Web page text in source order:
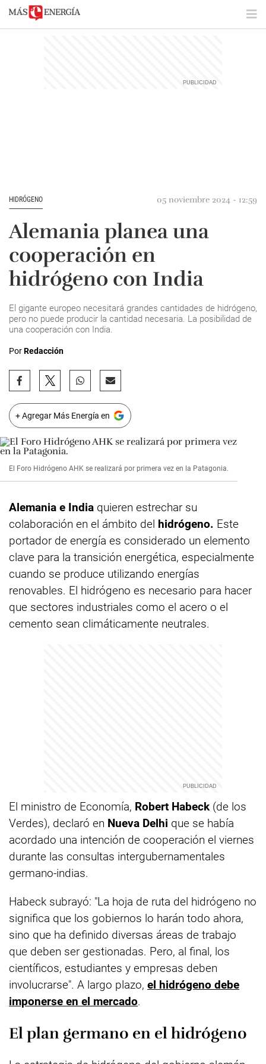
HIDRÓGENO 05 noviembre 2024 - 12:59
Alemania planea una
cooperación en
hidrógeno con India
El gigante europeo necesitará grandes cantidades de hidrógeno,
pero no puede producir la cantidad necesaria. La posibilidad de
una cooperación con India.
PorRedacción
+ Agregar Más Energía en
El Foro Hidrógeno AHK se realizará por primera vez en la Patagonia.
Alemania e India quieren estrechar su
colaboración en el ámbito del hidrógeno. Este
portador de energía es considerado un elemento
clave para la transición energética, especialmente
cuando se produce utilizando energías
renovables. El hidrógeno es necesario para hacer
que sectores industriales como el acero o el
cemento sean climáticamente neutrales.
El ministro de Economía, Robert Habeck (de los
Verdes), declaró en Nueva Delhi que se había
acordado una intención de cooperación el viernes
durante las consultas intergubernamentales
germano-indias.
Habeck subrayó: "La hoja de ruta del hidrógeno no
significa que los gobiernos lo harán todo ahora,
sino que ha definido diversas áreas de trabajo
que deben ser gestionadas. Pero, al final, los
científicos, estudiantes y empresas deben
involucrarse". A largo plazo, el hidrógeno debe
imponerse en el mercado.
El plan germano en el hidrógeno